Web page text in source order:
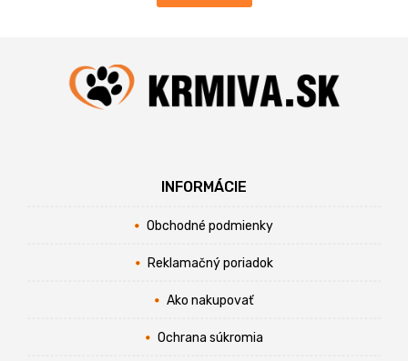
INFORMÁCIE
Obchodné podmienky
Reklamačný poriadok
Ako nakupovať
Ochrana súkromia